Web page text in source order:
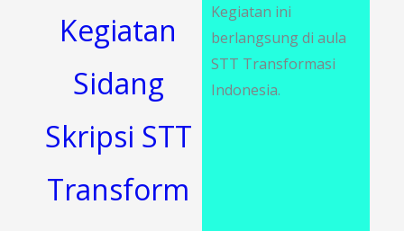
Kegiatan
Sidang
Skripsi STT
Transform
Kegiatan ini
berlangsung di aula
STT Transformasi
Indonesia.